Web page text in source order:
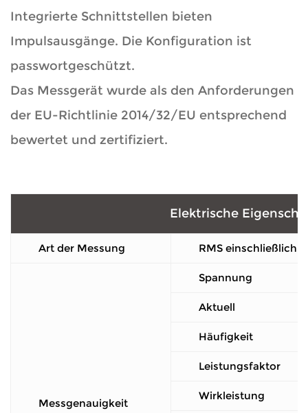
Integrierte Schnittstellen bieten
Impulsausgänge. Die Konfiguration ist
passwortgeschützt.
Das Messgerät wurde als den Anforderungen
der EU-Richtlinie 2014/32/EU entsprechend
bewertet und zertifiziert.
Elektrische
Art der Messung RMS einschließlich
Messgenauigkeit
Spannung
Aktuell
Häufigkeit
Leistungsfaktor
Wirkleistung